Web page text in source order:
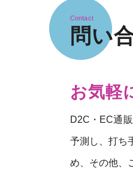
Contact
問い
お気軽
D2C・EC通
予測し、打ち
め、その他、